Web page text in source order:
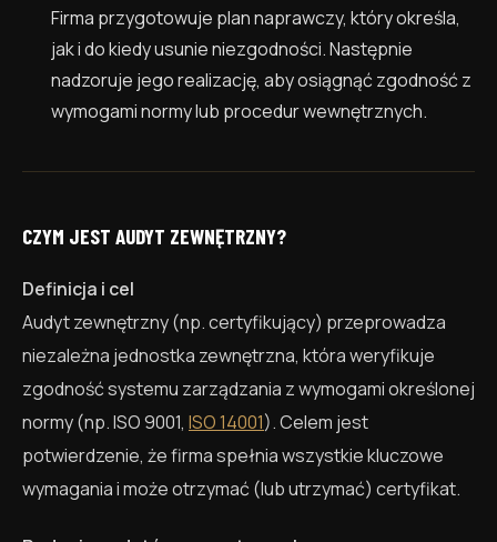
Firma przygotowuje plan naprawczy, który określa,
jak i do kiedy usunie niezgodności. Następnie
nadzoruje jego realizację, aby osiągnąć zgodność z
wymogami normy lub procedur wewnętrznych.
CZYM JEST AUDYT ZEWNĘTRZNY?
Definicja i cel
Audyt zewnętrzny (np. certyfikujący) przeprowadza
niezależna jednostka zewnętrzna, która weryfikuje
zgodność systemu zarządzania z wymogami określonej
normy (np. ISO 9001, ISO 14001). Celem jest
potwierdzenie, że firma spełnia wszystkie kluczowe
wymagania i może otrzymać (lub utrzymać) certyfikat.